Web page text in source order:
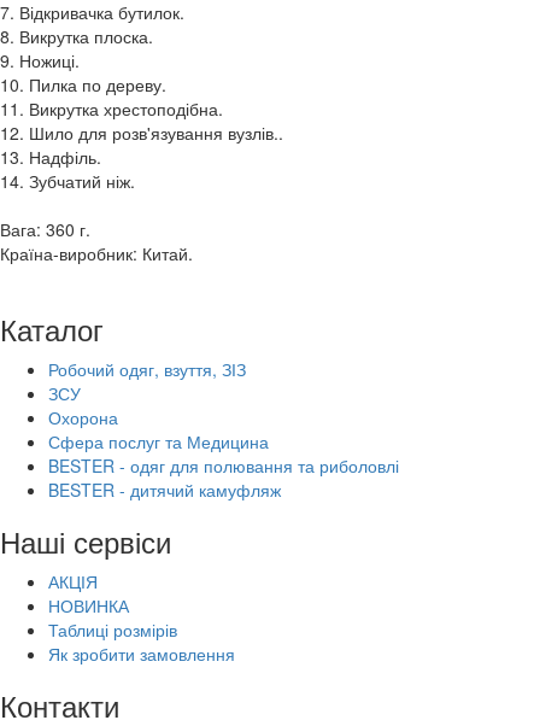
7. Відкривачка бутилок.
8. Викрутка плоска.
9. Ножиці.
10. Пилка по дереву.
11. Викрутка хрестоподібна.
12. Шило для розв'язування вузлів..
13. Надфіль.
14. Зубчатий ніж.
Вага: 360 г.
Країна-виробник: Китай.
Каталог
Робочий одяг, взуття, ЗІЗ
ЗСУ
Охорона
Сфера послуг та Медицина
BESTER - одяг для полювання та риболовлі
BESTER - дитячий камуфляж
Наші сервіси
АКЦІЯ
НОВИНКА
Таблиці розмірів
Як зробити замовлення
Контакти